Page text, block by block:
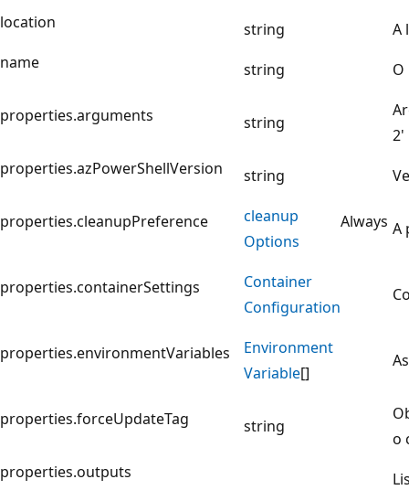
location string
A
name
string
properties.arguments string
2'
properties.azPowerShellVersion
string
properties.cleanupPreference
cleanup
Options
Always A
properties.containerSettings
Container
Configuration
properties.environmentVariables
Environment
Variable[]
properties.forceUpdateTag string
o
properties.outputs